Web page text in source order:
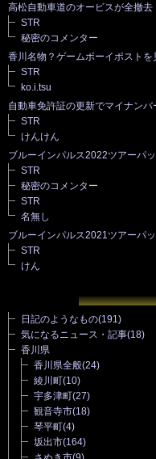
高松自動車道のオービスが全撤去
STR
秘密のコメンター
香川名物？ゲームボーイポストを
STR
ko.i.tsu
自動車免許証の更新でマイナン
STR
けんけん
ブルーインパルス2022ツアーパッ
STR
秘密のコメンター
STR
名無し
ブルーインパルス2021ツアーパッ
STR
けん
日記のようなもの(191)
気になるニュース・記事(18)
香川県
香川県全般(24)
綾川町(10)
宇多津町(27)
観音寺市(18)
琴平町(4)
坂出市(164)